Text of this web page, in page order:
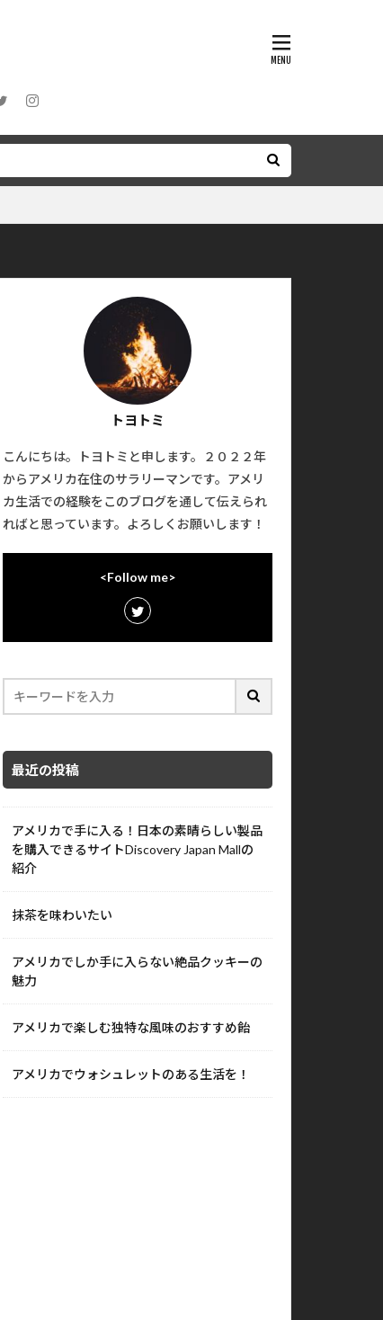
トヨトミ
こんにちは。トヨトミと申します。２０２２年
からアメリカ在住のサラリーマンです。アメリ
カ生活での経験をこのブログを通して伝えられ
ればと思っています。よろしくお願いします！
<Follow me>
最近の投稿
アメリカで手に入る！日本の素晴らしい製品
を購入できるサイトDiscovery Japan Mallの
紹介
抹茶を味わいたい
アメリカでしか手に入らない絶品クッキーの
魅力
アメリカで楽しむ独特な風味のおすすめ飴
アメリカでウォシュレットのある生活を！